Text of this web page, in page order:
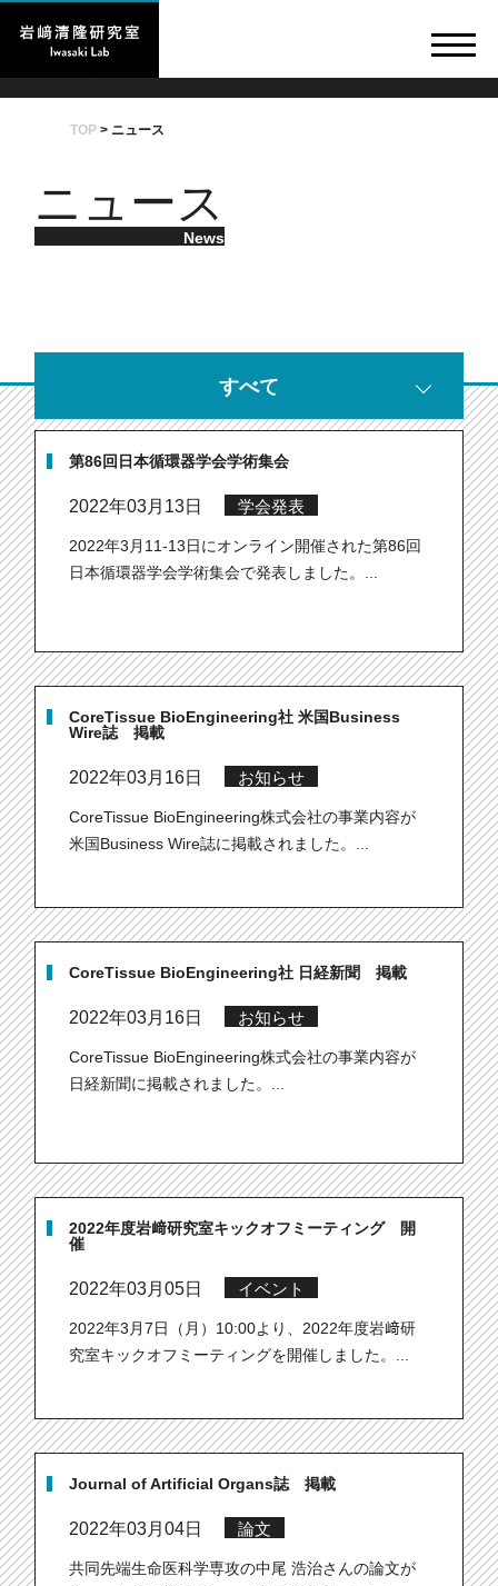
TOP> ニュース
ニュース
News
すべて
第86回日本循環器学会学術集会
2022年03月13日 学会発表
2022年3月11‐13日にオンライン開催された第86回
日本循環器学会学術集会で発表しました。...
CoreTissue BioEngineering社 米国Business
Wire誌 掲載
2022年03月16日 お知らせ
CoreTissue BioEngineering株式会社の事業内容が
米国Business Wire誌に掲載されました。...
CoreTissue BioEngineering社 日経新聞 掲載
2022年03月16日 お知らせ
CoreTissue BioEngineering株式会社の事業内容が
日経新聞に掲載されました。...
2022年度岩﨑研究室キックオフミーティング 開
催
2022年03月05日 イベント
2022年3月7日（月）10:00より、2022年度岩﨑研
究室キックオフミーティングを開催しました。...
Journal of Artificial Organs誌 掲載
2022年03月04日 論文
共同先端生命医科学専攻の中尾 浩治さんの論文が